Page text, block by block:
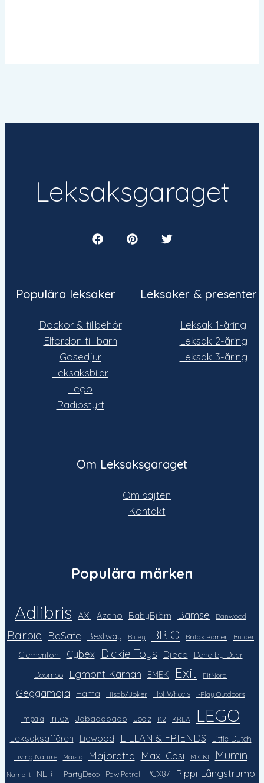
Populära leksaker
Dockor & tillbehör
Elfordon till barn
Gosedjur
Leksaksbilar
Lego
Radiostyrt
Leksaksgaraget
Leksaker & presenter
Leksak 1-åring
Leksak 2-åring
Leksak 3-åring
Om Leksaksgaraget
Om sajten
Kontakt
Populära märken
Adlibris AXI Azeno BabyBjörn Bamse Banwood
Barbie BeSafe Bestway Bluey BRIO Britax Römer Bruder
Clementoni Cybex Dickie Toys Djeco Done by Deer
Doomoo Egmont Kärnan EMEK Exit FitNord
Geggamoja Hama Hisab/Joker Hot Wheels I-Play Outdoors
Impala Intex Jabadabado Joolz K2 KREA LEGO
Leksaksaffären Liewood LILLAN & FRIENDS Little Dutch
Living Nature Maisto Majorette Maxi-Cosi MICKI Mumin
Name It NERF PartyDeco Paw Patrol PCX87 Pippi Långstrump